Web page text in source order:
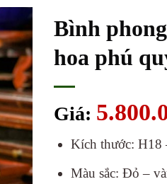
Bình
hoa phú
Giá:
Kích thước:
Màu sắc: Đỏ –